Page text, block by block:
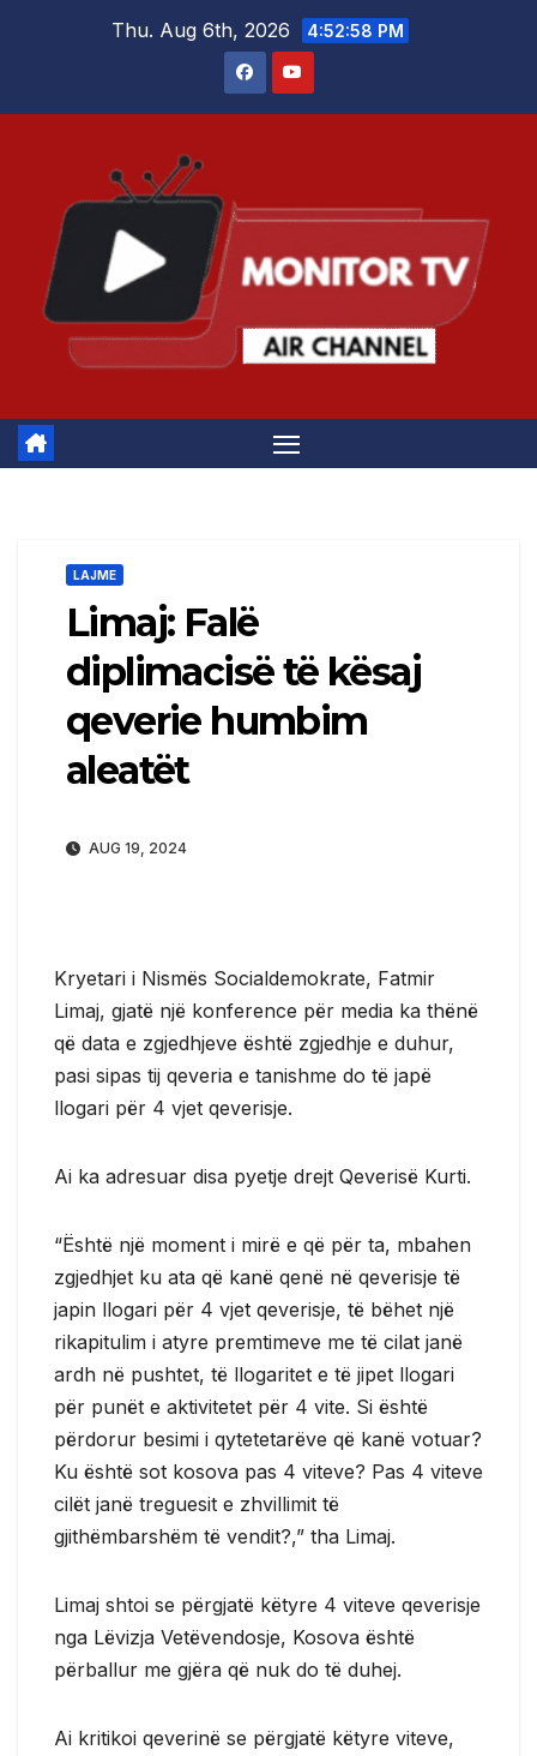
Thu. Aug 6th, 2026 4:52:59 PM
LAJME
Limaj: Falë
diplimacisë të kësaj
qeverie humbim
aleatët
AUG 19, 2024
Kryetari i Nismës Socialdemokrate, Fatmir
Limaj, gjatë një konference për media ka thënë
që data e zgjedhjeve është zgjedhje e duhur,
pasi sipas tij qeveria e tanishme do të japë
llogari për 4 vjet qeverisje.
Ai ka adresuar disa pyetje drejt Qeverisë Kurti.
“Është një moment i mirë e që për ta, mbahen
zgjedhjet ku ata që kanë qenë në qeverisje të
japin llogari për 4 vjet qeverisje, të bëhet një
rikapitulim i atyre premtimeve me të cilat janë
ardh në pushtet, të llogaritet e të jipet llogari
për punët e aktivitetet për 4 vite. Si është
përdorur besimi i qytetetarëve që kanë votuar?
Ku është sot kosova pas 4 viteve? Pas 4 viteve
cilët janë treguesit e zhvillimit të
gjithëmbarshëm të vendit?,” tha Limaj.
Limaj shtoi se përgjatë këtyre 4 viteve qeverisje
nga Lëvizja Vetëvendosje, Kosova është
përballur me gjëra që nuk do të duhej.
Ai kritikoi qeverinë se përgjatë këtyre viteve,